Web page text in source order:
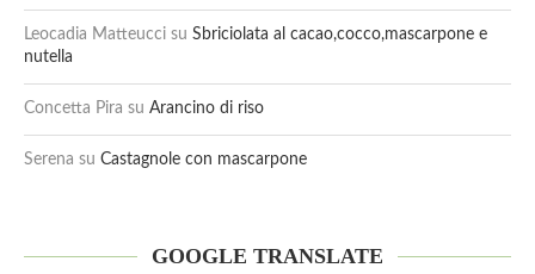
Leocadia Matteucci su Sbriciolata al cacao,cocco,mascarpone e
nutella
Concetta Pira su Arancino di riso
Serena su Castagnole con mascarpone
GOOGLE TRANSLATE